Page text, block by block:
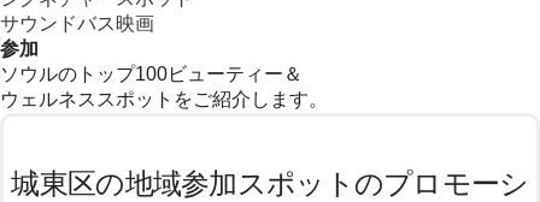
サウンドバス映画
参加
ソウルのトップ100ビューティー＆
ウェルネススポットをご紹介します。
城東区の地域参加スポットのプロモーシ